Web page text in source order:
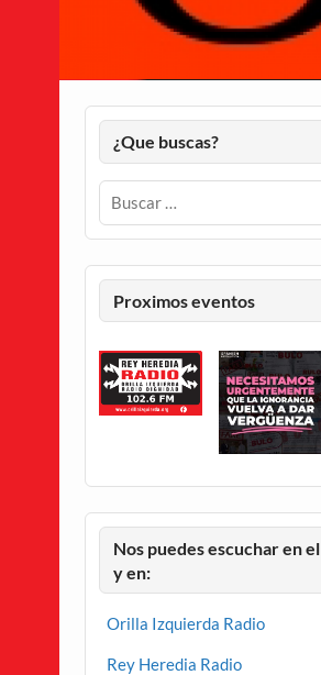
¿Que buscas?
Proximos eventos
Nos puedes escuchar en
y en:
Orilla Izquierda Radio
Rey Heredia Radio